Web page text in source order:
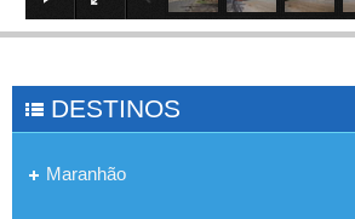
DESTINOS
Maranhão